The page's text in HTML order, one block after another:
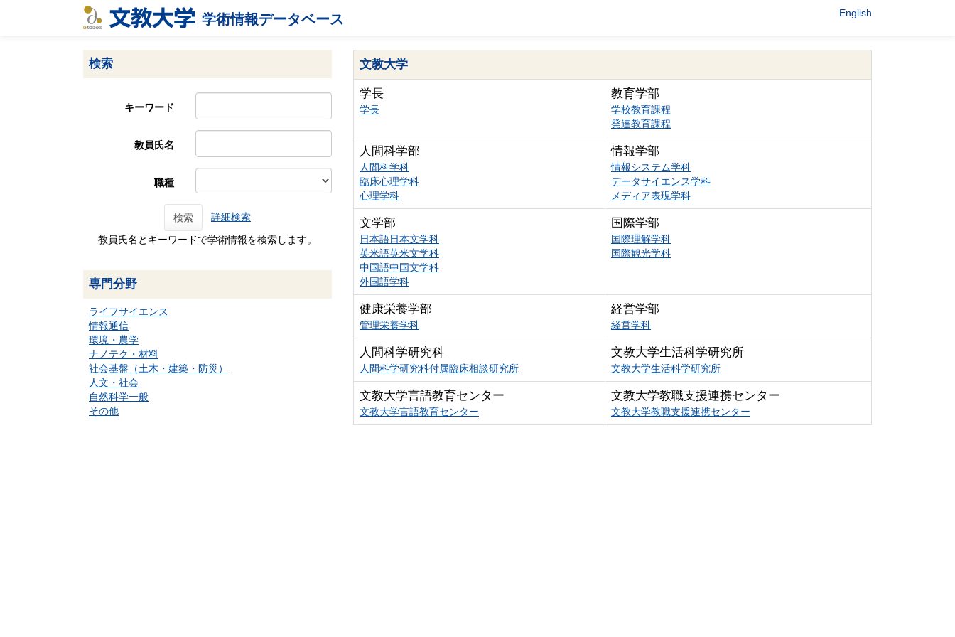
学術情報データベース English
検索
キーワード
教員氏名
職種
検索 詳細検索
教員氏名とキーワードで学術情報を検索します。
専門分野
ライフサイエンス
情報通信
環境・農学
ナノテク・材料
社会基盤（土木・建築・防災）
人文・社会
自然科学一般
その他
文教大学
学長
学長
教育学部
学校教育課程
発達教育課程
人間科学部
人間科学科
臨床心理学科
心理学科
情報学部
情報システム学科
データサイエンス学科
メディア表現学科
文学部
日本語日本文学科
英米語英米文学科
中国語中国文学科
外国語学科
国際学部
国際理解学科
国際観光学科
健康栄養学部
管理栄養学科
経営学部
経営学科
人間科学研究科
人間科学研究科付属臨床相談研究所
文教大学生活科学研究所
文教大学生活科学研究所
文教大学言語教育センター
文教大学言語教育センター
文教大学教職支援連携センター
文教大学教職支援連携センター